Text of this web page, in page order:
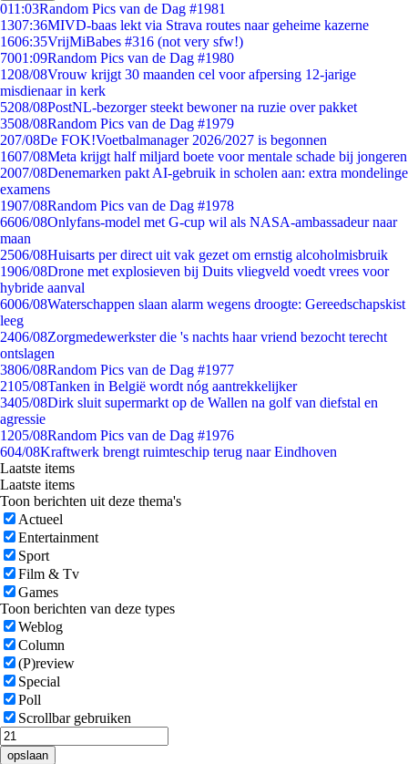
011:03Random Pics van de Dag #1981
1307:36MIVD-baas lekt via Strava routes naar geheime kazerne
1606:35VrijMiBabes #316 (not very sfw!)
7001:09Random Pics van de Dag #1980
1208/08Vrouw krijgt 30 maanden cel voor afpersing 12-jarige
misdienaar in kerk
5208/08PostNL-bezorger steekt bewoner na ruzie over pakket
3508/08Random Pics van de Dag #1979
207/08De FOK!Voetbalmanager 2026/2027 is begonnen
1607/08Meta krijgt half miljard boete voor mentale schade bij jongeren
2007/08Denemarken pakt AI-gebruik in scholen aan: extra mondelinge
examens
1907/08Random Pics van de Dag #1978
6606/08Onlyfans-model met G-cup wil als NASA-ambassadeur naar
maan
2506/08Huisarts per direct uit vak gezet om ernstig alcoholmisbruik
1906/08Drone met explosieven bij Duits vliegveld voedt vrees voor
hybride aanval
6006/08Waterschappen slaan alarm wegens droogte: Gereedschapskist
leeg
2406/08Zorgmedewerkster die 's nachts haar vriend bezocht terecht
ontslagen
3806/08Random Pics van de Dag #1977
2105/08Tanken in België wordt nóg aantrekkelijker
3405/08Dirk sluit supermarkt op de Wallen na golf van diefstal en
agressie
1205/08Random Pics van de Dag #1976
604/08Kraftwerk brengt ruimteschip terug naar Eindhoven
Laatste items
Laatste items
Toon berichten uit deze thema's
Actueel
Entertainment
Sport
Film & Tv
Games
Toon berichten van deze types
Weblog
Column
(P)review
Special
Poll
Scrollbar gebruiken
opslaan